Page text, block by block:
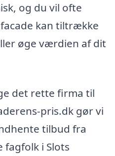
og du vil ofte
kan tiltrække
øge værdien af dit
det rette firma til
pris.dk gør vi
tilbud fra
fagfolk i Slots